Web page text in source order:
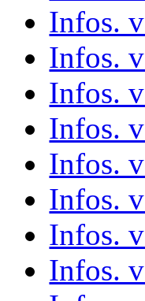
Infos.
Infos.
Infos.
Infos.
Infos.
Infos.
Infos.
Infos.